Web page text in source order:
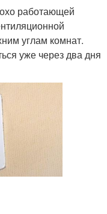
работающей
углам комнат.
уже через два дня